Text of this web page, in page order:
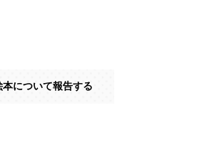
本について報告する